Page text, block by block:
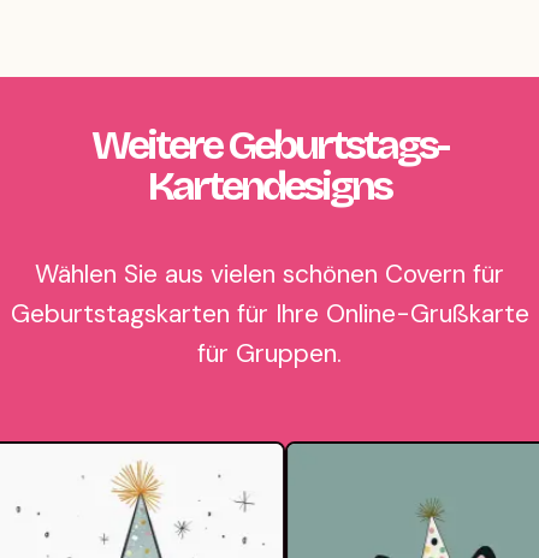
Weitere Geburtstags-
Kartendesigns
Wählen Sie aus vielen schönen Covern für
Geburtstagskarten für Ihre Online-Grußkarte
für Gruppen.